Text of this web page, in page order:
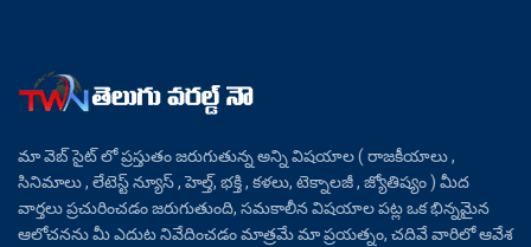
మా వెబ్ సైట్ లో ప్రస్తుతం జరుగుతున్న అన్ని విషయాల ( రాజకీయాలు ,
సినిమాలు , లేటెస్ట్ న్యూస్ , హెల్త్, భక్తి , కళలు, టెక్నాలజీ , జ్యోతిష్యం ) మీద
వార్తలు ప్రచురించడం జరుగుతుంది, సమకాలీన విషయాల పట్ల ఒక భిన్నమైన
ఆలోచనను మీ ఎదుట నివేదించడం మాత్రమే మా ప్రయత్నం, చదివే వారిలో ఆవేశ